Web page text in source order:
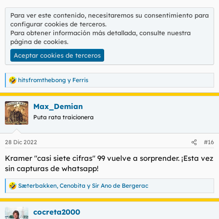
Para ver este contenido, necesitaremos su consentimiento para
configurar cookies de terceros.
Para obtener información más detallada, consulte nuestra
página de cookies.
Aceptar cookies de terceros
R
e
a
c
c
i
e
:
hitsfromthebong y Ferris
Max_Demian
Puta rata traicionera
28 Dic 2022 #16
Kramer "casi siete cifras" 99 vuelve a sorprender. ¡Esta vez
sin capturas de whatsapp!
R
e
a
c
Sæterbakken, Cenobita y Sir Ano de Bergerac
cocreta2000